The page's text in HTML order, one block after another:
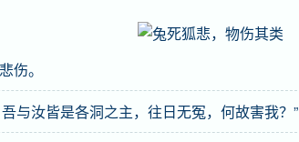
伤。
吾与汝皆是各洞之主，往日无冤，何故害我？”